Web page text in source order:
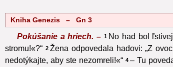
Kniha Genezis – Gn 3
Pokúšanie a hriech. – 1 No had bol
stromu!«?“ 2 Žena odpovedala hadovi: „Z
nedotýkajte, aby ste nezomreli!«“ 4 – Tu